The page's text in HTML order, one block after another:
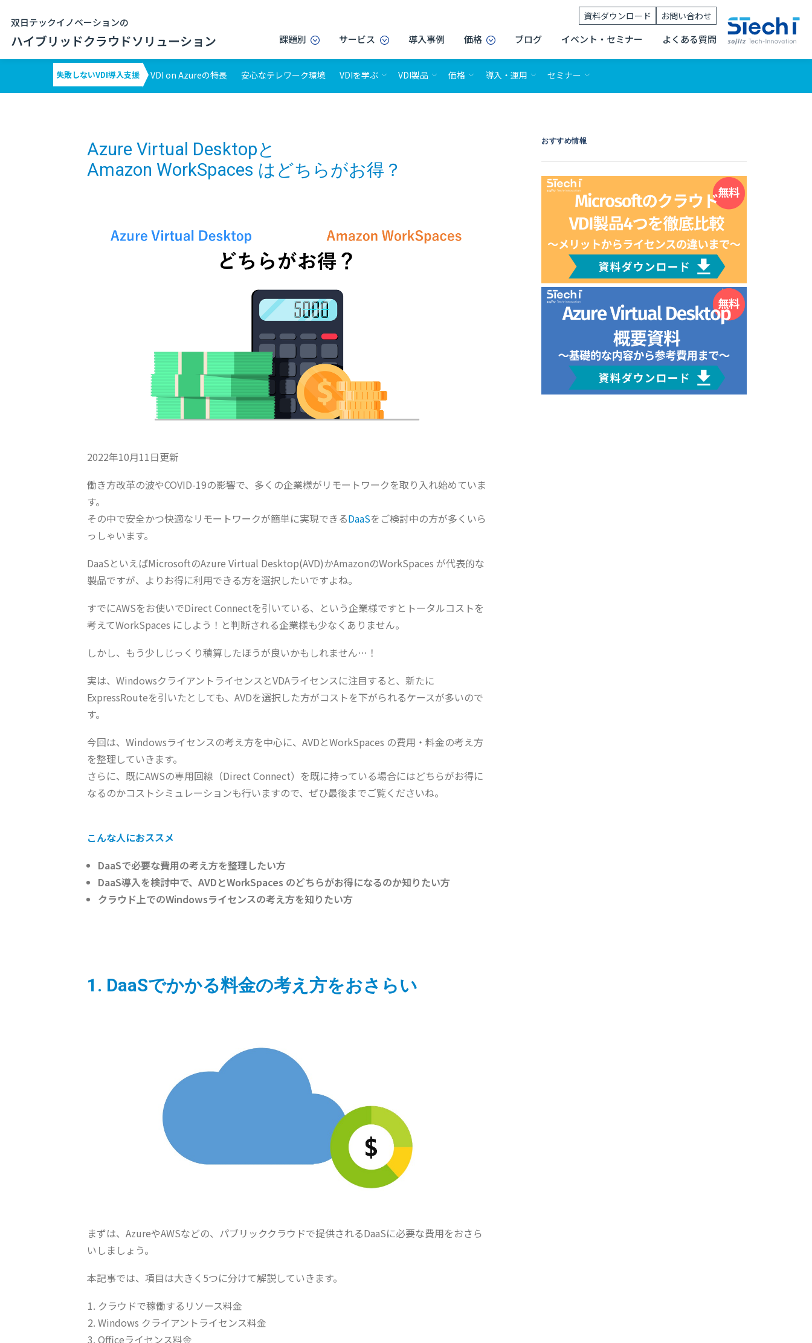
双日テックイノベーションの
ハイブリッドクラウドソリューション
資料ダウンロード お問い合わせ
課題別 サービス 導入事例 価格 ブログ イベント・セミナー よくある質問
失敗しないVDI導入支援 VDI on Azureの特長 安心なテレワーク環境 VDIを学ぶ VDI製品 価格 導入・運用 セミナー
Azure Virtual Desktopと
Amazon WorkSpaces はどちらがお得？
2022年10月11日更新
働き方改革の波やCOVID-19の影響で、多くの企業様がリモートワークを取り入れ始めていま
す。
その中で安全かつ快適なリモートワークが簡単に実現できるDaaSをご検討中の方が多くいら
っしゃいます。
DaaSといえばMicrosoftのAzure Virtual Desktop(AVD)かAmazonのWorkSpaces が代表的な
製品ですが、よりお得に利用できる方を選択したいですよね。
すでにAWSをお使いでDirect Connectを引いている、という企業様ですとトータルコストを
考えてWorkSpaces にしよう！と判断される企業様も少なくありません。
しかし、もう少しじっくり積算したほうが良いかもしれません…！
実は、WindowsクライアントライセンスとVDAライセンスに注目すると、新たに
ExpressRouteを引いたとしても、AVDを選択した方がコストを下がられるケースが多いので
す。
今回は、Windowsライセンスの考え方を中心に、AVDとWorkSpaces の費用・料金の考え方
を整理していきます。
さらに、既にAWSの専用回線（Direct Connect）を既に持っている場合にはどちらがお得に
なるのかコストシミュレーションも行いますので、ぜひ最後までご覧くださいね。
こんな人におススメ
DaaSで必要な費用の考え方を整理したい方
DaaS導入を検討中で、AVDとWorkSpaces のどちらがお得になるのか知りたい方
クラウド上でのWindowsライセンスの考え方を知りたい方
1. DaaSでかかる料金の考え方をおさらい
まずは、AzureやAWSなどの、パブリッククラウドで提供されるDaaSに必要な費用をおさら
いしましょう。
本記事では、項目は大きく5つに分けて解説していきます。
クラウドで稼働するリソース料金
Windows クライアントライセンス料金
Officeライセンス料金
おすすめ情報